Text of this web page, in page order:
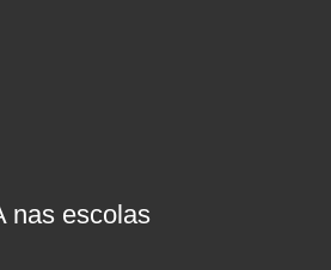
nas escolas